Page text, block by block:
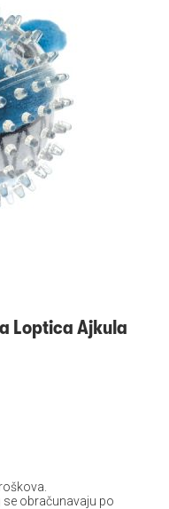
Loptica Ajkula
se obračunavaju po